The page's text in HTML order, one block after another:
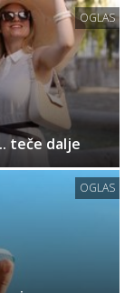
OGLAS
teče dalje
OGLAS